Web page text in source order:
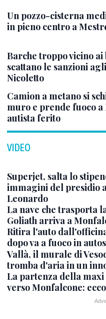
Un pozzo-cisterna
in pieno centro a
Barche troppo vicino ai
scattano le sanzioni
Nicoletto
Camion a metano si
muro e prende fuoco
autista ferito
VIDEO
Superjet, salta lo
immagini del presidio
Leonardo
La nave che trasporta
Goliath arriva a
Ritira l'auto
dopo va a fuoco in
Vallà, il murale di
tromba d'aria in un
La partenza della
verso Monfalcone: